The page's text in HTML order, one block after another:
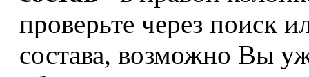
проверьте через поиск
состава, возможно Вы